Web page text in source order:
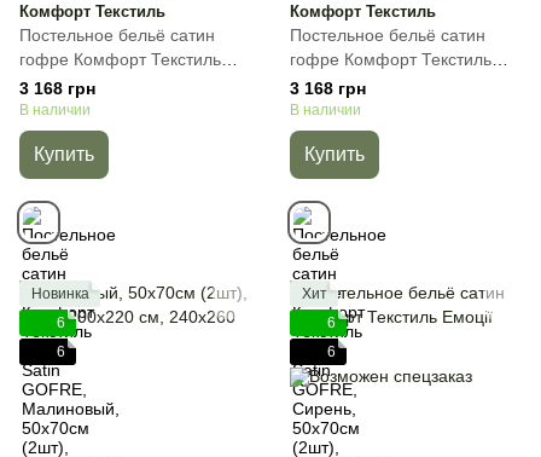
Комфорт Текстиль
Постельное бельё сатин
гофре Комфорт Текстиль
S2015, Satin GOFRE,
Малиновый, 50х70см (2шт),
Полуторный, 145х215 см,
145х220 см
3 168 грн
В наличии
Купить
Комфорт Текстиль
Постельное бельё сатин
гофре Комфорт Текстиль
S3011, Satin GOFRE,
Сирень, 50х70см (2шт),
Полуторный, 145х215 см,
145х220 см
3 168 грн
В наличии
Купить
Новинка
6
6
Хит
6
6